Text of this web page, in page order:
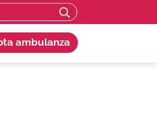
SEARCH
ambulanza